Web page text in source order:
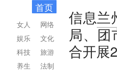
首页
网络
文化
旅游
法制
女人
娱乐
科技
养生
信息兰
局、
合开展